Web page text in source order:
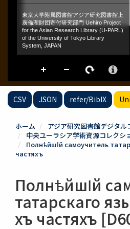
CSV JSON refer/BibIX
ホーム
アジア研究図書館デジタル
中央ユーラシア学術資源コレクシ
ПолнѣйшІй самоучитель
частяхъ
ПолнѣйшІй
татарскаго
хъ частяхъ